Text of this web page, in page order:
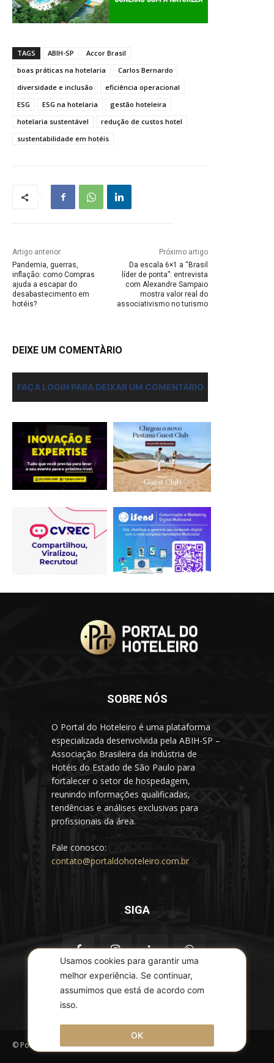
Usamos cookies para garantir uma
melhor experiência. Se continuar,
assumimos que está de acordo com
isso.
OK
TAGS ABIH-SP
Accor Brasil
boas práticas na hotelaria
Carlos Bernardo
diversidade e inclusão
eficiência operacional
ESG
ESG na hotelaria
gestão hoteleira
hotelaria sustentável
redução de custos hotel
sustentabilidade em hotéis
Artigo anterior
Pandemia, guerras,
inflação: como Compras
ajuda a escapar do
desabastecimento em
hotéis?
Próximo artigo
Da escala 6×1 a “Brasil
líder de ponta”: entrevista
com Alexandre Sampaio
mostra valor real do
associativismo no turismo
DEIXE UM COMENTÀRIO
FAÇA LOGIN PARA DEIXAR UM COMENTÁRIO
SOBRE NÓS
O Portal do Hoteleiro é uma plataforma
especializada desenvolvida pela ABIH-SP –
Associação Brasileira da Indústria de
Hotéis do Estado de São Paulo para
fortalecer o setor de hospedagem,
reunindo informações qualificadas,
tendências e análises exclusivas para
profissionais da área.
Fale conosco:
contato@portaldohoteleiro.com.br
SIGA
© Portal do Hoteleiro - Todos os direitos reservados